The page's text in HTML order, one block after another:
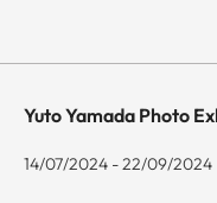
Yuto Yamada Photo
14/07/2024 - 22/09/2024